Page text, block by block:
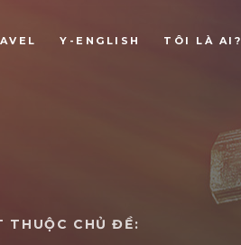
Y-ENGLISH TÔI LÀ AI?
THUỘC CHỦ ĐỀ: